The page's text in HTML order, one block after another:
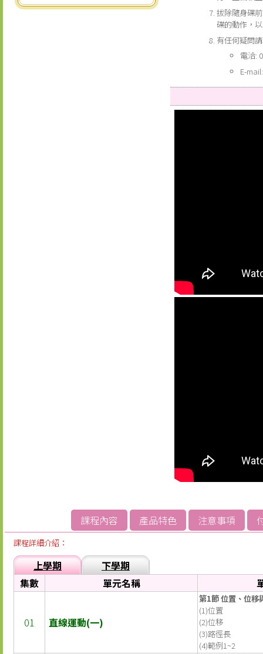
拔除隨身碟
碟的動作，
有任何疑問
電洽:
E-
課程內容 產品特色 注意事項
課程詳細介紹：
上學期
下學期
集數
單元名稱
01 直線運動(一)
第1節 位置、位移
(1)位置
(2)位移
(3)路徑長
(4)範例1~2